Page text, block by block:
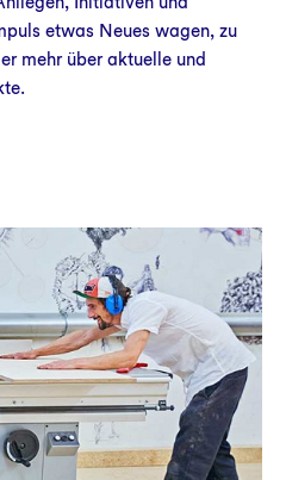
etwas Neues wagen, zu
mehr über aktuelle und